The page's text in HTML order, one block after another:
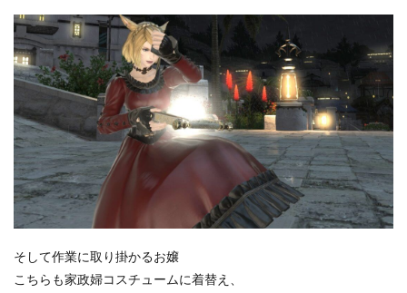
そして作業に取り掛かるお嬢
こちらも家政婦コスチュームに着替え、